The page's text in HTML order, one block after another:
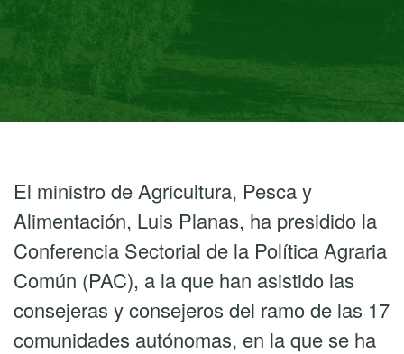
El ministro de Agricultura, Pesca y
Alimentación, Luis Planas, ha presidido la
Conferencia Sectorial de la Política Agraria
Común (PAC), a la que han asistido las
consejeras y consejeros del ramo de las 17
comunidades autónomas, en la que se ha